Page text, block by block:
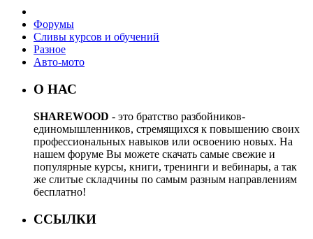
Форумы
Сливы курсов и обучений
Разное
Авто-мото
О НАС
SHAREWOOD - это братство разбойников-
единомышленников, стремящихся к повышению своих
профессиональных навыков или освоению новых. На
нашем форуме Вы можете скачать самые свежие и
популярные курсы, книги, тренинги и вебинары, а так
же слитые складчины по самым разным направлениям
бесплатно!
ССЫЛКИ